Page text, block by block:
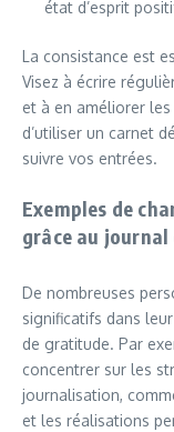
état d’esprit
La consistance est
Visez à écrire
et à en améliorer
d’utiliser un carnet
suivre vos entrées.
Exemples de
grâce au
De nombreuses
significatifs dans
de gratitude. Par
concentrer sur les
journalisation,
et les réalisations